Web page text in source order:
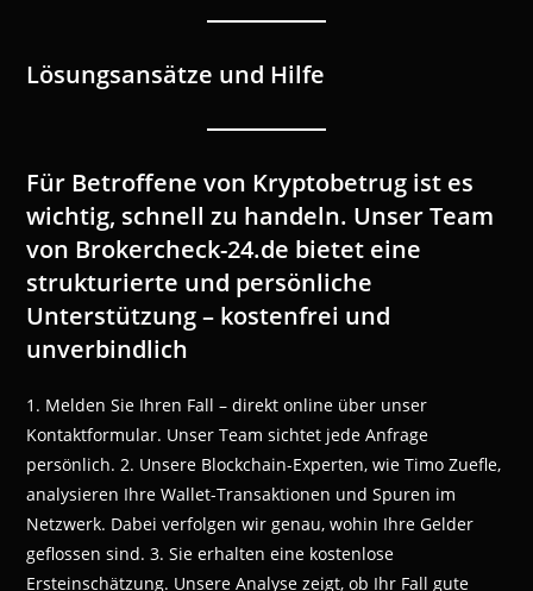
Lösungsansätze und Hilfe
Für Betroffene von Kryptobetrug ist es
wichtig, schnell zu handeln. Unser Team
von Brokercheck-24.de bietet eine
strukturierte und persönliche
Unterstützung – kostenfrei und
unverbindlich
1. Melden Sie Ihren Fall – direkt online über unser
Kontaktformular. Unser Team sichtet jede Anfrage
persönlich. 2. Unsere Blockchain-Experten, wie Timo Zuefle,
analysieren Ihre Wallet-Transaktionen und Spuren im
Netzwerk. Dabei verfolgen wir genau, wohin Ihre Gelder
geflossen sind. 3. Sie erhalten eine kostenlose
Ersteinschätzung. Unsere Analyse zeigt, ob Ihr Fall gute